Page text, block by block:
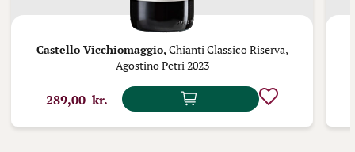
Castello Vicchiomaggio, Chianti Classico Riserva,
Agostino Petri 2023
289,00 kr.